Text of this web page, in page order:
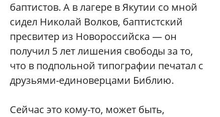
баптистов. А в лагере в Якутии со мной
сидел Николай Волков, баптистский
пресвитер из Новороссийска — он
получил 5 лет лишения свободы за то,
что в подпольной типографии печатал с
друзьями-единоверцами Библию.
Сейчас это кому-то, может быть,